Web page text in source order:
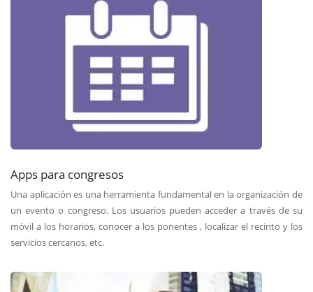
Apps para congresos
Una aplicación es una herramienta fundamental en la organización de
un evento o congreso. Los usuarios pueden acceder a través de su
móvil a los horarios, conocer a los ponentes , localizar el recinto y los
servicios cercanos, etc.